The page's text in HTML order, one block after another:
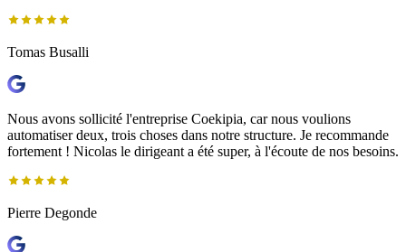
Tomas Busalli
Nous avons sollicité l'entreprise Coekipia, car nous voulions
automatiser deux, trois choses dans notre structure. Je recommande
fortement ! Nicolas le dirigeant a été super, à l'écoute de nos besoins.
Pierre Degonde